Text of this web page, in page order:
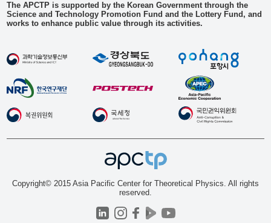
The APCTP is supported by the Korean Government through the
Science and Technology Promotion Fund and the Lottery Fund, and
works to enhance public value through its activities.
Copyright© 2015 Asia Pacific Center for Theoretical Physics. All rights
reserved.